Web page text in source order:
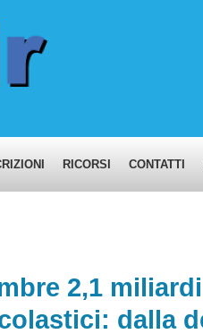
RICORSI CONTATTI
2,1
dalla